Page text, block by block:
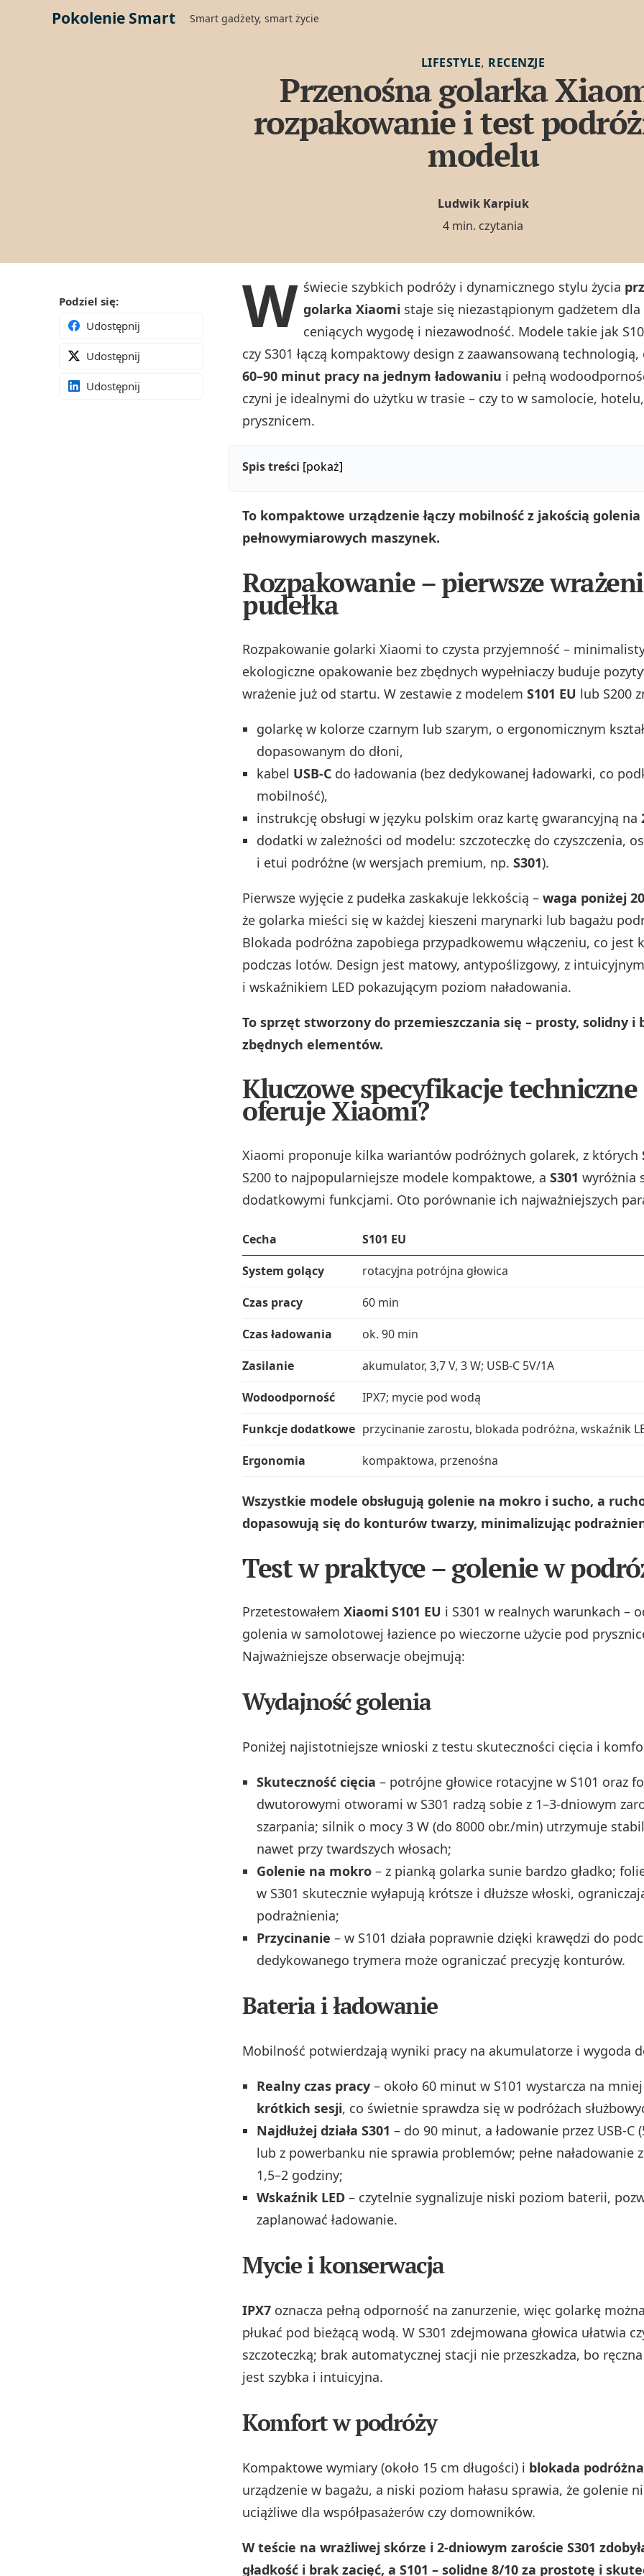
Pokolenie Smart Smart gadżety, smart życie
LIFESTYLE, RECENZJE
Przenośna golarka
rozpakowanie i test
modelu
Ludwik Karpiuk
4 min. czytania
Podziel się:
Udostępnij
Udostępnij
Udostępnij
W świecie szybkich podróży i dynamicznego stylu życia
golarka Xiaomi staje się niezastąpionym gadżetem dla
ceniących wygodę i niezawodność. Modele takie jak
czy S301 łączą kompaktowy design z zaawansowaną
60–90 minut pracy na jednym ładowaniu i pełną
czyni je idealnymi do użytku w trasie – czy to w samolocie,
prysznicem.
Spis treści [pokaż]
To kompaktowe urządzenie łączy mobilność z jakością
pełnowymiarowych maszynek.
Rozpakowanie – pierwsze
pudełka
Rozpakowanie golarki Xiaomi to czysta przyjemność –
ekologiczne opakowanie bez zbędnych wypełniaczy buduje
wrażenie już od startu. W zestawie z modelem S101 EU lub S200
golarkę w kolorze czarnym lub szarym, o ergonomicznym
dopasowanym do dłoni,
kabel USB-C do ładowania (bez dedykowanej ładowarki, co
mobilność),
instrukcję obsługi w języku polskim oraz kartę gwarancyjną na
dodatki w zależności od modelu: szczoteczkę do czyszczenia,
i etui podróżne (w wersjach premium, np. S301).
Pierwsze wyjęcie z pudełka zaskakuje lekkością – waga poniżej
że golarka mieści się w każdej kieszeni marynarki lub bagażu
Blokada podróżna zapobiega przypadkowemu włączeniu, co jest
podczas lotów. Design jest matowy, antypoślizgowy, z
i wskaźnikiem LED pokazującym poziom naładowania.
To sprzęt stworzony do przemieszczania się – prosty, solidny i
zbędnych elementów.
Kluczowe specyfikacje techniczne
oferuje Xiaomi?
Xiaomi proponuje kilka wariantów podróżnych golarek, z których
S200 to najpopularniejsze modele kompaktowe, a S301 wyróżnia
dodatkowymi funkcjami. Oto porównanie ich najważniejszych
Cecha S101 EU
System golący
rotacyjna potrójna głowica
Czas pracy
60 min
Czas ładowania
ok. 90 min
Zasilanie
akumulator, 3,7 V, 3 W; USB‑C 5V/1A
Wodoodporność
IPX7; mycie pod wodą
Funkcje dodatkowe przycinanie zarostu, blokada podróżna, wskaźnik
Ergonomia
kompaktowa, przenośna
Wszystkie modele obsługują golenie na mokro i sucho, a
dopasowują się do konturów twarzy, minimalizując
Test w praktyce – golenie w
Przetestowałem Xiaomi S101 EU i S301 w realnych warunkach –
golenia w samolotowej łazience po wieczorne użycie pod
Najważniejsze obserwacje obejmują:
Wydajność golenia
Poniżej najistotniejsze wnioski z testu skuteczności cięcia i
Skuteczność cięcia – potrójne głowice rotacyjne w S101 oraz
dwutorowymi otworami w S301 radzą sobie z 1–3‑dniowym
szarpania; silnik o mocy 3 W (do 8000 obr./min) utrzymuje
nawet przy twardszych włosach;
Golenie na mokro – z pianką golarka sunie bardzo gładko;
w S301 skutecznie wyłapują krótsze i dłuższe włoski,
podrażnienia;
Przycinanie – w S101 działa poprawnie dzięki krawędzi do
dedykowanego trymera może ograniczać precyzję konturów.
Bateria i ładowanie
Mobilność potwierdzają wyniki pracy na akumulatorze i wygoda
Realny czas pracy – około 60 minut w S101 wystarcza na
krótkich sesji, co świetnie sprawdza się w podróżach
Najdłużej działa S301 – do 90 minut, a ładowanie przez USB‑C
lub z powerbanku nie sprawia problemów; pełne naładowanie
1,5–2 godziny;
Wskaźnik LED – czytelnie sygnalizuje niski poziom baterii,
zaplanować ładowanie.
Mycie i konserwacja
IPX7 oznacza pełną odporność na zanurzenie, więc golarkę
płukać pod bieżącą wodą. W S301 zdejmowana głowica ułatwia
szczoteczką; brak automatycznej stacji nie przeszkadza, bo
jest szybka i intuicyjna.
Komfort w podróży
Kompaktowe wymiary (około 15 cm długości) i blokada podróżna
urządzenie w bagażu, a niski poziom hałasu sprawia, że golenie
uciążliwe dla współpasażerów czy domowników.
W teście na wrażliwej skórze i 2‑dniowym zaroście S301
gładkość i brak zacięć, a S101 – solidne 8/10 za prostotę i